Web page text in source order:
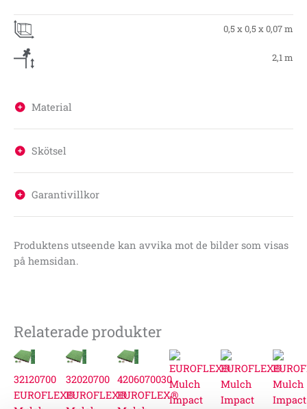
0,5 x 0,5 x 0,07 m
2,1 m
Material
Skötsel
Garantivillkor
Produktens utseende kan avvika mot de bilder som visas
på hemsidan.
Relaterade produkter
32120700
EUROFLEX®
32020700
EUROFLEX®
4206070030
EUROFLEX®